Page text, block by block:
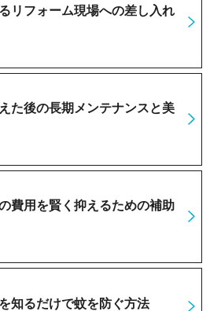
リフォーム現場への差し入れ
た後の長期メンテナンスと美
費用を賢く抑えるための補助
知るだけで蚊を防ぐ方法